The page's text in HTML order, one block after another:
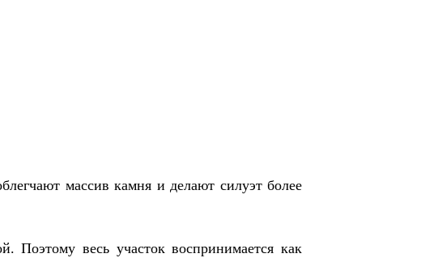
массив камня и делают силуэт более
Поэтому весь участок воспринимается как